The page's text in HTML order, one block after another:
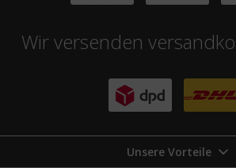
Wir versenden
Unsere Vorteile